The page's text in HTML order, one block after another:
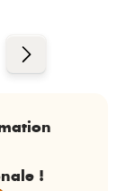
Suivant
!